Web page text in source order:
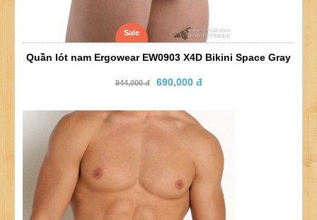
Sale
Quần lót nam Ergowear EW0903 X4D Bikini Space Gray
944,000 đ 690,000 đ